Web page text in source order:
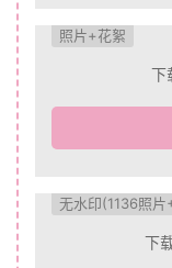
照片+花絮
下
无水印(1136照
下